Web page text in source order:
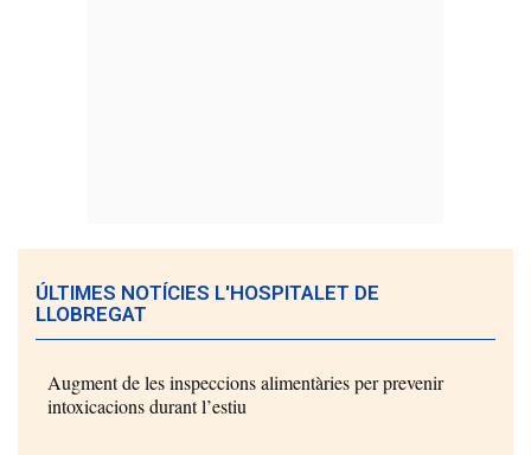
ÚLTIMES NOTÍCIES L'HOSPITALET DE
LLOBREGAT
Augment de les inspeccions alimentàries per prevenir
intoxicacions durant l’estiu